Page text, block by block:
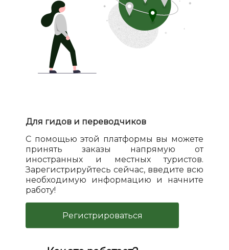
Для гидов и переводчиков
С помощью этой платформы вы можете
принять заказы напрямую от
иностранных и местных туристов.
Зарегистрируйтесь сейчас, введите всю
необходимую информацию и начните
работу!
Регистрироваться